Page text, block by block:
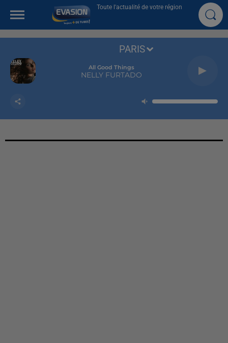
Toute l'actualité de votre région
All Good Things
NELLY FURTADO
PARIS